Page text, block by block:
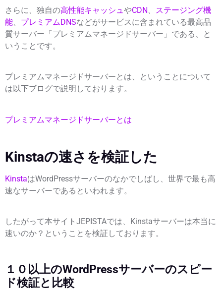
さらに、独自の高性能キャッシュ やCDN
ステージング機
能
プレミアムDNSなどがサービスに含まれている最高品
質サーバー「プレミアムマネージドサーバー」である、と
いうことです。
プレミアムマネージドサーバーとは、ということについて
は以下ブログで説明しております。
プレミアムマネージドサーバーとは
Kinstaの速さを検証した
KinstaはWordPressサーバーのなかでしばし、 世界で最も高
速なサーバーである といわれます。
したがって本サイトJEPISTAでは、Kinstaサーバーは本当に
速いのか？ということを検証しております。
１０以上のWordPressサーバーのスピー
ド検証と比較